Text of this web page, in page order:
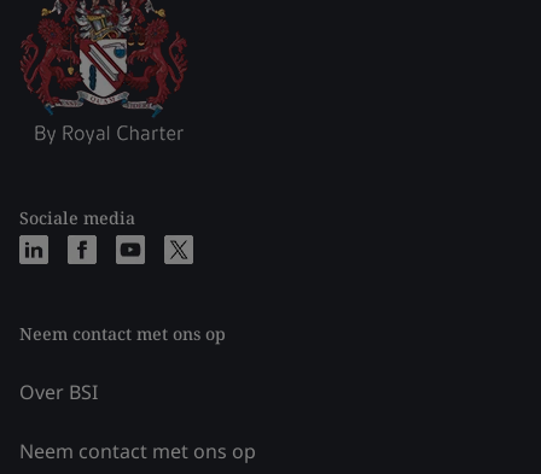
Sociale media
Neem contact met ons op
Over BSI
Neem contact met ons op